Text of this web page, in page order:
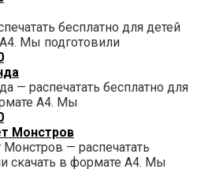
бесплатно для детей
Мы подготовили
— распечатать бесплатно для
А4. Мы
Монстров
Монстров — распечатать
скачать в формате А4. Мы